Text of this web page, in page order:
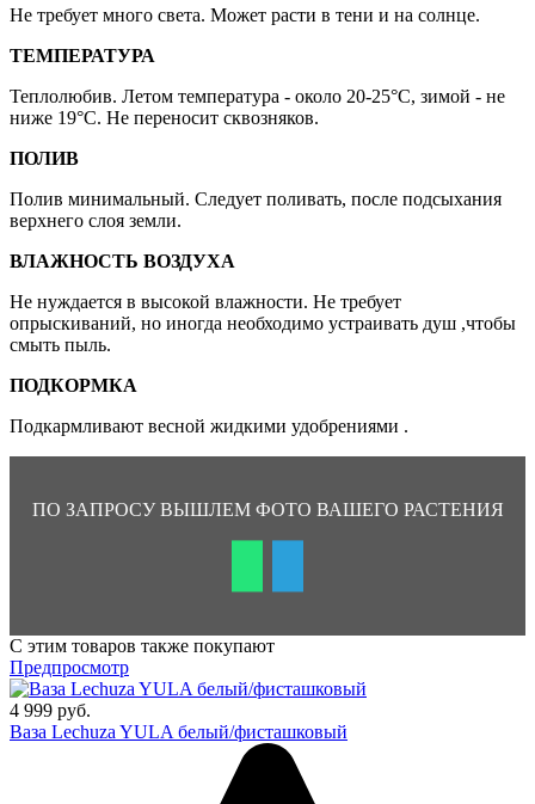
Не требует много света. Может расти в тени и на солнце.
ТЕМПЕРАТУРА
Теплолюбив. Летом температура - около 20-25°C, зимой - не
ниже 19°C. Не переносит сквозняков.
ПОЛИВ
Полив минимальный. Следует поливать, после подсыхания
верхнего слоя земли.
ВЛАЖНОСТЬ ВОЗДУХА
Не нуждается в высокой влажности. Не требует
опрыскиваний, но иногда необходимо устраивать душ ,чтобы
смыть пыль.
ПОДКОРМКА
Подкармливают весной жидкими удобрениями .
ПО ЗАПРОСУ ВЫШЛЕМ ФОТО ВАШЕГО РАСТЕНИЯ
С этим товаров также покупают
Предпросмотр
4 999 руб.
Ваза Lechuza YULA белый/фисташковый